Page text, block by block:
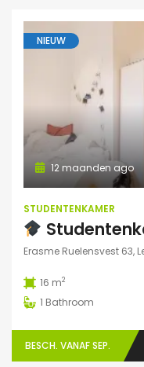
NIEUW
12 maanden ago
STUDENTENKAMER
Studentenkamer te huur
Erasme Ruelensvest 63,
16 m2
1 Bathroom
BESCH. VANAF SEP.